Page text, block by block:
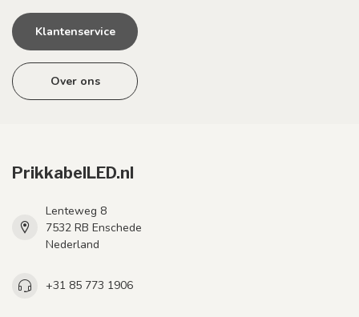
Klantenservice
Over ons
PrikkabelLED.nl
Lenteweg 8
7532 RB Enschede
Nederland
+31 85 773 1906